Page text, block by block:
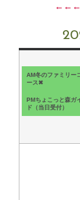
←←←
AM冬のファミリー
ース✖
PMちょこっと森ガ
ド（当日受付）